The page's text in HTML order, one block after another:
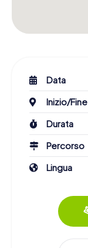
Data
Inizio/Fine
Durata
Percorso
Lingua